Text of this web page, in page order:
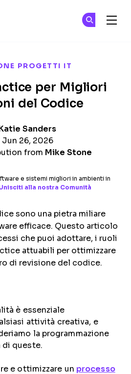
PROGETTI IT
per Migliori
del Codice
Katie Sanders
Jun 26, 2026
from Mike Stone
e sistemi migliori in ambienti in
alla nostra Comunità
sono una pietra miliare
efficace. Questo articolo
che puoi adottare, i ruoli
attuabili per ottimizzare
di revisione del codice.
è essenziale
attività creativa, e
la programmazione
di queste.
e ottimizzare un processo